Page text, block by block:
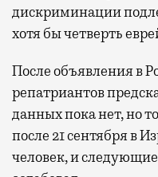
дискриминации
хотя бы четверть
После объявления в
репатриантов
данных пока нет, но
после 21 сентября в
человек, и